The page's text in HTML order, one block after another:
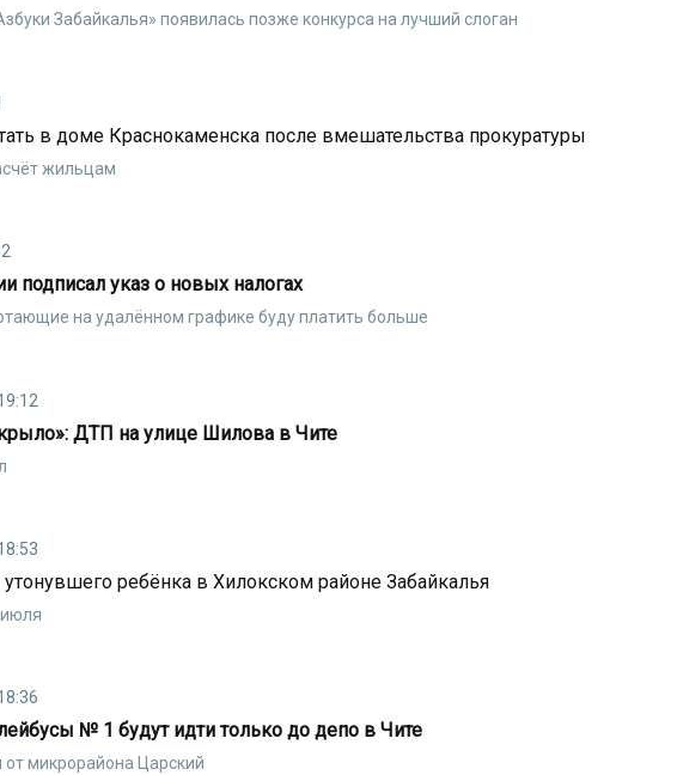
Забайкалья» появилась позже конкурса на лучший слоган
в доме Краснокаменска после вмешательства прокуратуры
жильцам
подписал указ о новых налогах
на удалённом графике буду платить больше
ДТП на улице Шилова в Чите
ребёнка в Хилокском районе Забайкалья
июля
№ 1 будут идти только до депо в Чите
от микрорайона Царский